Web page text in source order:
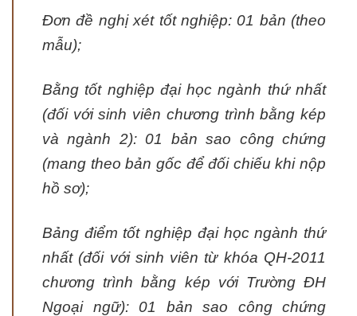
Đơn đề nghị xét tốt nghiệp: 01 bản (theo
mẫu);
Bằng tốt nghiệp đại học ngành thứ nhất
(đối với sinh viên chương trình bằng kép
và ngành 2): 01 bản sao công chứng
(mang theo bản gốc để đối chiếu khi nộp
hồ sơ);
Bảng điểm tốt nghiệp đại học ngành thứ
nhất (đối với sinh viên từ khóa QH-2011
chương trình bằng kép với Trường ĐH
Ngoại ngữ): 01 bản sao công chứng